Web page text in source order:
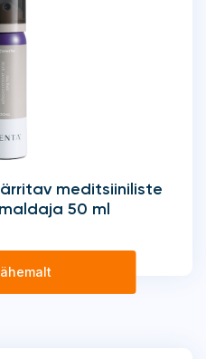
meditsiiniliste
50 ml